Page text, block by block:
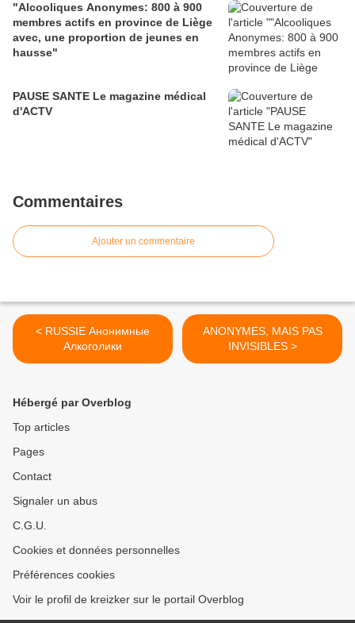
"Alcooliques Anonymes: 800 à 900
membres actifs en province de Liège
avec, une proportion de jeunes en
hausse"
PAUSE SANTE Le magazine médical
d'ACTV
Commentaires
Ajouter un commentaire
< RUSSIE Анонимные
Алкоголики
ANONYMES, MAIS PAS
INVISIBLES >
Hébergé par Overblog
Top articles
Pages
Contact
Signaler un abus
C.G.U.
Cookies et données personnelles
Préférences cookies
Voir le profil de kreizker sur le portail Overblog